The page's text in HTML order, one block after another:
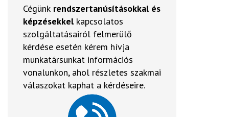
Cégünk rendszertanúsításokkal és
képzésekkel kapcsolatos
szolgáltatásairól felmerülő
kérdése esetén kérem hívja
munkatársunkat információs
vonalunkon, ahol részletes szakmai
válaszokat kaphat a kérdéseire.